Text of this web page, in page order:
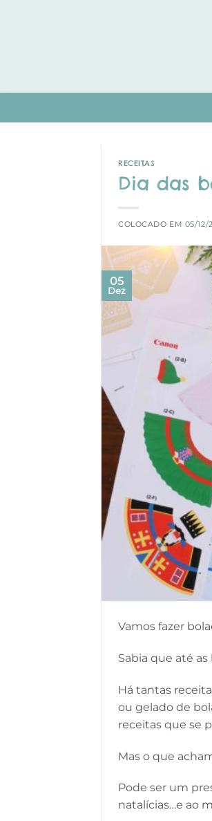
RECEITAS
Dia das
COLOCADO EM 05/12/
05
Dez
Vamos fazer
Sabia que até
Há tantas
ou gelado de
receitas que se
Mas o que
Pode ser um
natalícias…e ao